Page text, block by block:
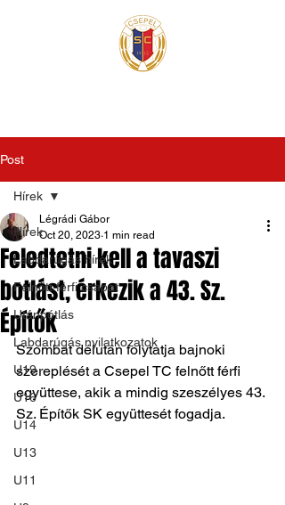
Post
Hírek
Labdarúgás hírek
Felnőtt férfi csapat
Utánpótlás
Labdarúgás nyilatkozatok
U19
U16
U14
U13
U11
Hírek
Feledtetni kell a tavaszi
botlást, érkezik a 43. Sz.
Építők
Légrádi Gábor
Oct 20, 2023 1 min read
Szombat délután folytatja bajnoki
szereplését a Csepel TC felnőtt férfi
együttese, akik a mindig szeszélyes 43.
Sz. Építők SK együttesét fogadja.